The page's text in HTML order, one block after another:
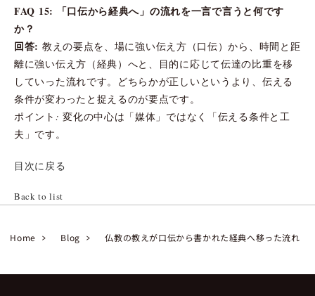
FAQ 15: 「口伝から経典へ」の流れを一言で言うと何です
か？
回答: 教えの要点を、場に強い伝え方（口伝）から、時間と距
離に強い伝え方（経典）へと、目的に応じて伝達の比重を移
していった流れです。どちらかが正しいというより、伝える
条件が変わったと捉えるのが要点です。
ポイント: 変化の中心は「媒体」ではなく「伝える条件と工
夫」です。
目次に戻る
Back to list
Home Blog 仏教の教えが口伝から書かれた経典へ移った流れ